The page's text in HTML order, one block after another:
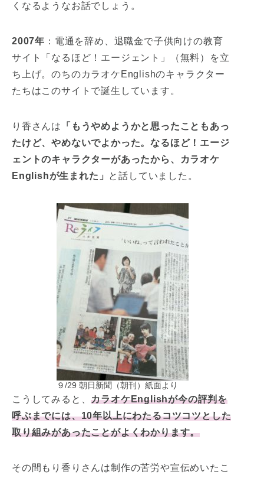
くなるようなお話でしょう。
2007年 ：電通を辞め、退職金で子供向けの教育
サイト「なるほど！エージェント」（無料）を立
ち上げ。のちのカラオケEnglishのキャラクター
たちはこのサイトで誕生しています。
り香さんは
「もうやめようかと思ったこともあっ
たけど、やめないでよかった。なるほど！エージ
ェントのキャラクターがあったから、カラオケ
Englishが生まれた」 と話していました。
９/29 朝日新聞（朝刊）紙面より
こうしてみると、カラオケEnglishが今の評判を
呼ぶまでには、10年以上にわたるコツコツとした
取り組みがあったことがよくわかります。
その間もり香りさんは制作の苦労や宣伝めいたこ